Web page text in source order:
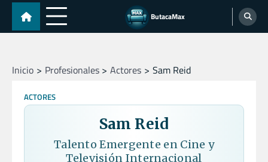
Skip
content
ButacaMax
Inicio Profesionales Actores Sam Reid
ACTORES
Sam Reid
Talento Emergente en Cine y
Televisión Internacional